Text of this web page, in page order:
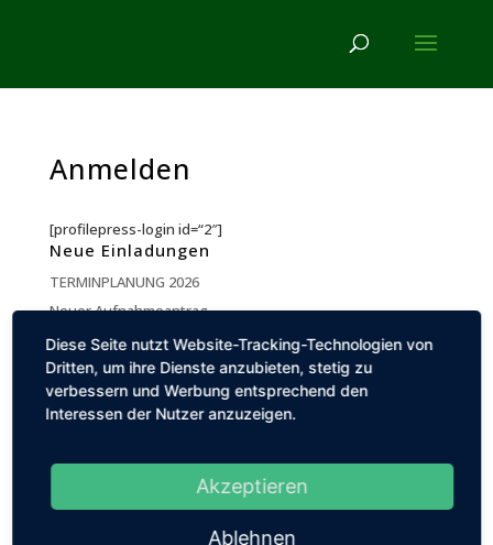
Anmelden
[profilepress-login id=“2″]
Neue Einladungen
TERMINPLANUNG 2026
Neuer Aufnahmeantrag
Neue Beitragsordnung
Trauernachricht Reinhold Hentemann
Einladungen Juni, die zweite
Einladungen Juni
Diese Seite nutzt Website-Tracking-Technologien von
Dritten, um ihre Dienste anzubieten, stetig zu
verbessern und Werbung entsprechend den
Interessen der Nutzer anzuzeigen.
Akzeptieren
Ablehnen